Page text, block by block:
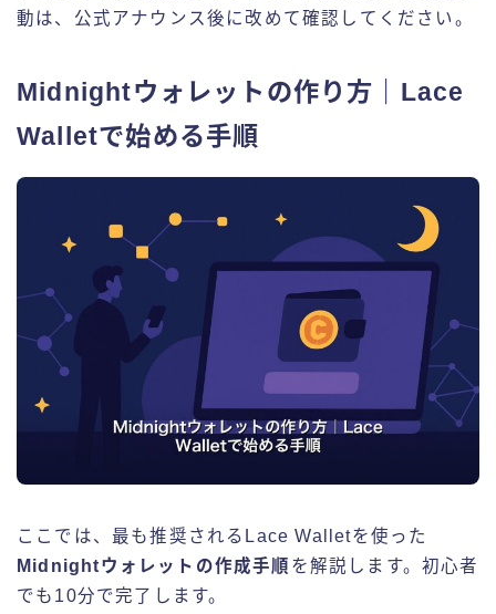
動は、公式アナウンス後に改めて確認してください。
Midnightウォレットの作り方｜Lace
Walletで始める手順
ここでは、最も推奨されるLace Walletを使った
Midnightウォレットの作成手順 を解説します。初心者
でも10分で完了します。